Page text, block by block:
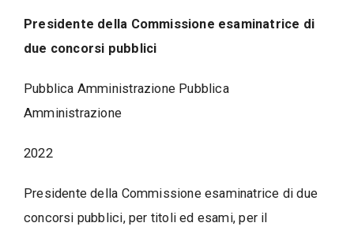
Presidente della Commissione esaminatrice di
due concorsi pubblici
Pubblica Amministrazione Pubblica
Amministrazione
2022
Presidente della Commissione esaminatrice di due
concorsi pubblici, per titoli ed esami, per il